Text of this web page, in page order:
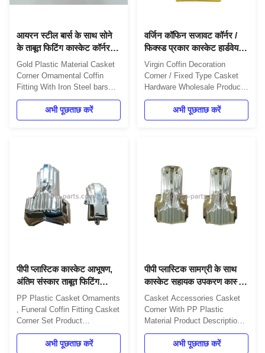
आयरन स्टील बार्स के साथ सोने
के ताबूत फिटिंग कास्केट कॉर्नर
सजावटी प्लास्टिक सामग्री
Gold Plastic Material Casket
Corner Ornamental Coffin
Fitting With Iron Steel bars
Product Description: One set
include 4pcs big casket
carners, 8 pcs small casket
4pcs big coffin corners 2.
8pcs small coffin corners ...
अभी पूछताछ करें
वर्जिन कॉफिन सजावट कॉर्नर /
फिक्स्ड प्रकार कास्केट हार्डवेयर
थोक
Virgin Coffin Decoration
Corner / Fixed Type Casket
Hardware Wholesale Product
Description TX-Model 8#-
silver coffin decoration
corners are premium hardware
(PP, ABS), PP New Color
Options: Blue, Pink and
custom colors ...
अभी पूछताछ करें
पीपी प्लास्टिक कास्केट आभूषण,
अंतिम संस्कार ताबूत फिटिंग
कास्केट कॉर्नर सेट
PP Plastic Casket Ornaments
, Funeral Coffin Fitting Casket
Corner Set Product
Description: One set include
4pcs big corners, 8 pcs small
अभी पूछताछ करें
पीपी प्लास्टिक सामग्री के साथ
कास्केट सहायक उपकरण कास्केट
कॉर्नर
Casket Accessories Casket
Corner With PP Plastic
Material Product Description:
One set include 4pcs big
coffin corners, 8 pcs small
अभी पूछताछ करें